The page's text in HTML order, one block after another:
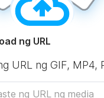
ng URL
URL ng GIF, MP4,